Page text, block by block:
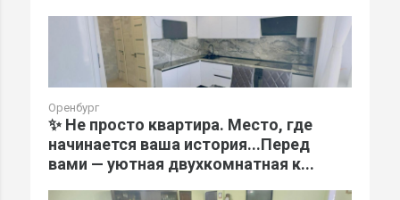
Оренбург
✨ Не просто квартира. Место, где
начинается ваша история...Перед
вами — уютная двухкомнатная к...